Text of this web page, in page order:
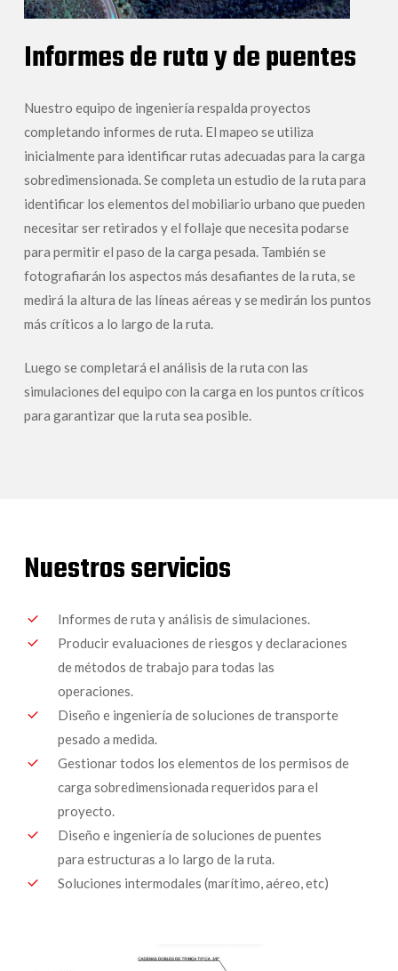
Informes de ruta y de puentes
Nuestro equipo de ingeniería respalda proyectos
completando informes de ruta. El mapeo se utiliza
inicialmente para identificar rutas adecuadas para la carga
sobredimensionada. Se completa un estudio de la ruta para
identificar los elementos del mobiliario urbano que pueden
necesitar ser retirados y el follaje que necesita podarse
para permitir el paso de la carga pesada. También se
fotografiarán los aspectos más desafiantes de la ruta, se
medirá la altura de las líneas aéreas y se medirán los puntos
más críticos a lo largo de la ruta.
Luego se completará el análisis de la ruta con las
simulaciones del equipo con la carga en los puntos críticos
para garantizar que la ruta sea posible.
Nuestros servicios
Informes de ruta y análisis de simulaciones.
Producir evaluaciones de riesgos y declaraciones
de métodos de trabajo para todas las
operaciones.
Diseño e ingeniería de soluciones de transporte
pesado a medida.
Gestionar todos los elementos de los permisos de
carga sobredimensionada requeridos para el
proyecto.
Diseño e ingeniería de soluciones de puentes
para estructuras a lo largo de la ruta.
Soluciones intermodales (marítimo, aéreo, etc)